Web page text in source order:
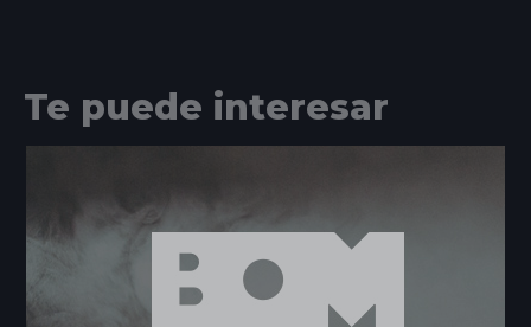
Te puede interesar